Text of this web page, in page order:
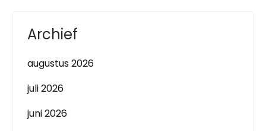
Archief
augustus 2026
juli 2026
juni 2026